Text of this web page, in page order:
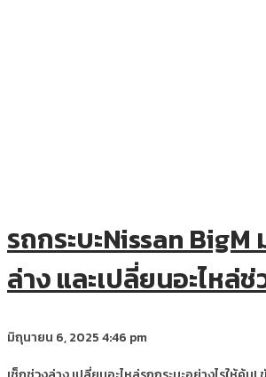
รถกระบะNissan BigM
ล่าง และเปลี่ยนอะไหล่
มิถุนายน 6, 20254:46 pm